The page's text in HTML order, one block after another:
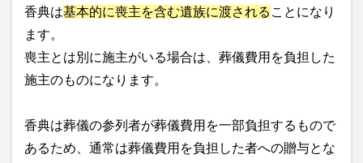
香典は基本的に喪主を含む遺族に渡される ことになり
ます。
喪主とは別に施主がいる場合は、葬儀費用を負担した
施主のものになります。
香典は葬儀の参列者が葬儀費用を一部負担するもので
あるため、通常は葬儀費用を負担した者への贈与とな